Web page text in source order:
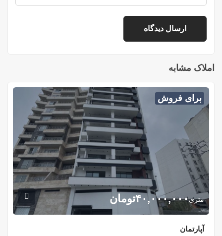
املاک مشابه
برای فروش
متری۴۰,۰۰۰,۰۰۰تومان
آپارتمان